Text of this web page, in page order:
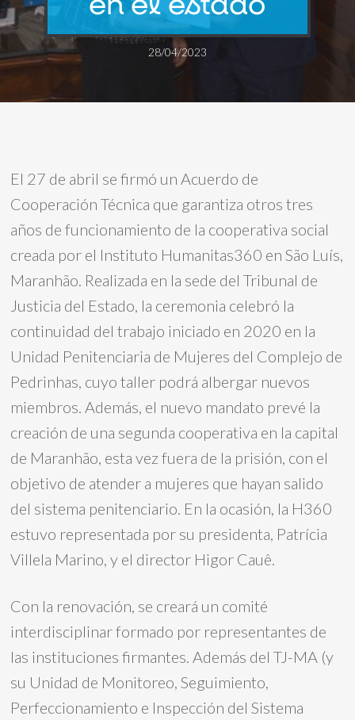
28/04/2023
El 27 de abril se firmó un Acuerdo de
Cooperación Técnica que garantiza otros tres
años de funcionamiento de la cooperativa social
creada por el Instituto Humanitas360 en São Luís,
Maranhão. Realizada en la sede del Tribunal de
Justicia del Estado, la ceremonia celebró la
continuidad del trabajo iniciado en 2020 en la
Unidad Penitenciaria de Mujeres del Complejo de
Pedrinhas, cuyo taller podrá albergar nuevos
miembros. Además, el nuevo mandato prevé la
creación de una segunda cooperativa en la capital
de Maranhão, esta vez fuera de la prisión, con el
objetivo de atender a mujeres que hayan salido
del sistema penitenciario. En la ocasión, la H360
estuvo representada por su presidenta, Patrícia
Villela Marino, y el director Higor Cauê.
Con la renovación, se creará un comité
interdisciplinar formado por representantes de
las instituciones firmantes. Además del TJ-MA (y
su Unidad de Monitoreo, Seguimiento,
Perfeccionamiento e Inspección del Sistema